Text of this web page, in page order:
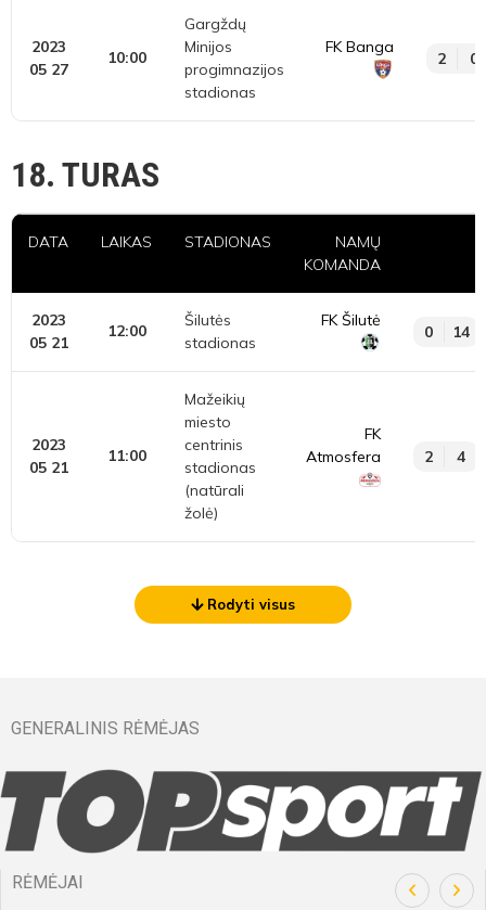
2023
05 27
10:00
Gargždų
Minijos
progimnazijos
stadionas
FK Banga
2 0
18. TURAS
DATA LAIKAS STADIONAS
NAMŲ
KOMANDA
2023
05 21
12:00
Šilutės
stadionas
FK Šilutė
0 14
2023
05 21
11:00
Mažeikių
miesto
centrinis
stadionas
(natūrali
žolė)
FK
Atmosfera
2 4
Rodyti visus
GENERALINIS RĖMĖJAS
RĖMĖJAI